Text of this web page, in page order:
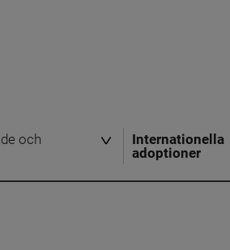
och
Internationella
adoptioner